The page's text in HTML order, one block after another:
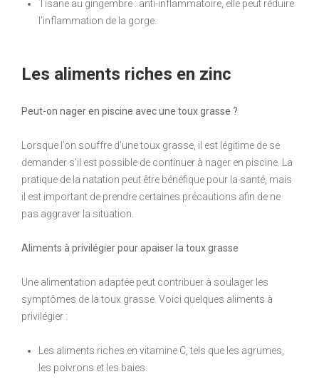
Tisane au gingembre : anti-inflammatoire, elle peut réduire
l’inflammation de la gorge.
Les aliments riches en zinc
Peut-on nager en piscine avec une toux grasse ?
Lorsque l’on souffre d’une toux grasse, il est légitime de se
demander s’il est possible de continuer à nager en piscine. La
pratique de la natation peut être bénéfique pour la santé, mais
il est important de prendre certaines précautions afin de ne
pas aggraver la situation.
Aliments à privilégier pour apaiser la toux grasse
Une alimentation adaptée peut contribuer à soulager les
symptômes de la toux grasse. Voici quelques aliments à
privilégier :
Les aliments riches en vitamine C, tels que les agrumes,
les poivrons et les baies.